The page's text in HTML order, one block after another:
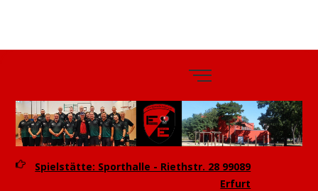
Spielstätte: Sporthalle - Riethstr. 28 99089
Erfurt